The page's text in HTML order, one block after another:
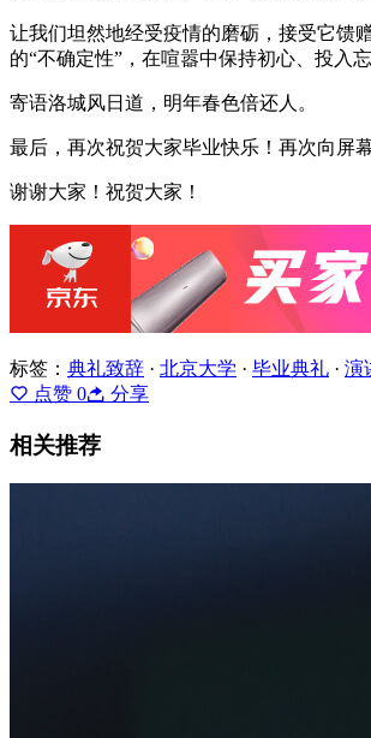
让我们坦然地经受疫情的磨砺，接受它馈
的“不确定性”，在喧嚣中保持初心、投入
寄语洛城风日道，明年春色倍还人。
最后，再次祝贺大家毕业快乐！再次向屏
谢谢大家！祝贺大家！
标签： 典礼致辞 · 北京大学 · 毕业典礼 · 演
点赞 0 分享
相关推荐